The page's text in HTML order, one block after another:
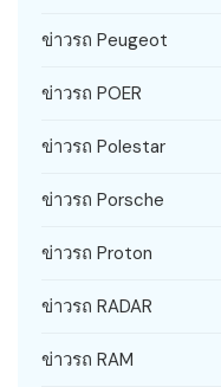
ข่าวรถ Peugeot
ข่าวรถ POER
ข่าวรถ Polestar
ข่าวรถ Porsche
ข่าวรถ Proton
ข่าวรถ RADAR
ข่าวรถ RAM